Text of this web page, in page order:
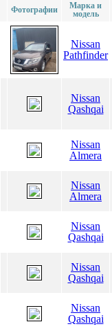
Фотографии
Марка и
модель
Nissan
Pathfinder
Nissan
Qashqai
Nissan
Almera
Nissan
Almera
Nissan
Qashqai
Nissan
Qashqai
Nissan
Qashqai